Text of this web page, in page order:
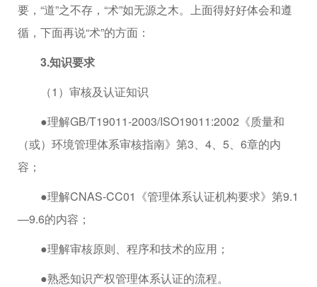
要，“道”之不存，“术”如无源之木。上面得好好体会和遵
循，下面再说“术”的方面：
3.知识要求
（1）审核及认证知识
●理解GB/T19011-2003/ISO19011:2002《质量和
（或）环境管理体系审核指南》第3、4、5、6章的内
容；
●理解CNAS-CC01《管理体系认证机构要求》第9.1
—9.6的内容；
●理解审核原则、程序和技术的应用；
●熟悉知识产权管理体系认证的流程。